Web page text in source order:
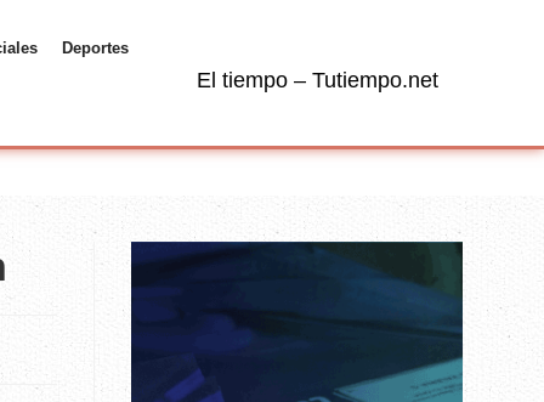
Deportes
El tiempo – Tutiempo.net